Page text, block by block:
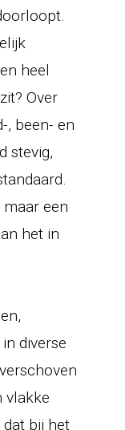
heel
Over
, been- en
stevig,
een
het in
diverse
vlakke
bij het